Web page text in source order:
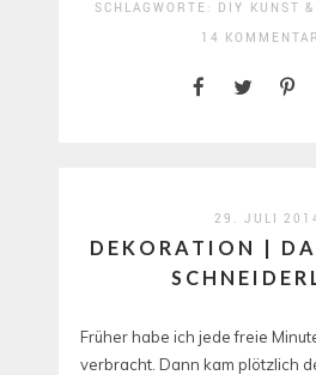
SCHLAGWORTE: DIY KUNST
14
29. JULI
DEKORATION |
Früher habe ich jede freie
verbracht. Dann kam plötzlich